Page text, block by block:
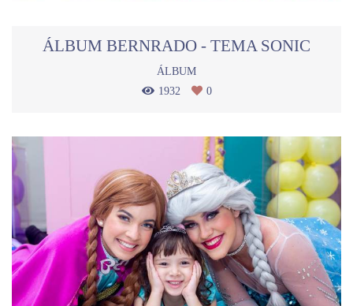
ÁLBUM BERNRADO - TEMA SONIC
ÁLBUM
1932
0